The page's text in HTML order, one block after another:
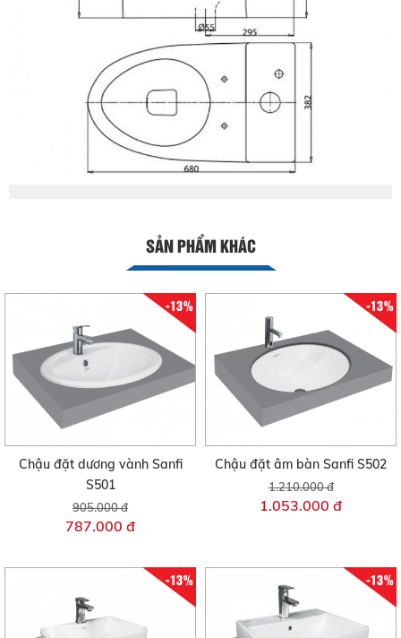
SẢN PHẨM KHÁC
-13%
Chậu đặt dương vành Sanfi
S501
905.000 đ
787.000 đ
-13%
Chậu đặt âm bàn Sanfi S502
1.210.000 đ
1.053.000 đ
-13% -13%